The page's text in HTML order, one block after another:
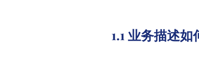
1.1 业务描述如